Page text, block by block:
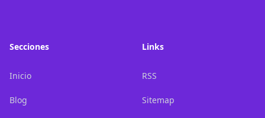
Secciones
Inicio
Blog
Links
RSS
Sitemap